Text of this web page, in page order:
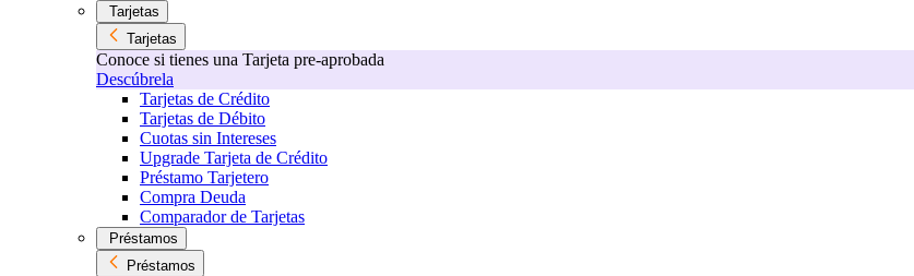
Tarjetas
Tarjetas
Conoce si tienes una Tarjeta pre-aprobada
Descúbrela
Tarjetas de Crédito
Tarjetas de Débito
Cuotas sin Intereses
Upgrade Tarjeta de Crédito
Préstamo Tarjetero
Compra Deuda
Comparador de Tarjetas
Préstamos
Préstamos